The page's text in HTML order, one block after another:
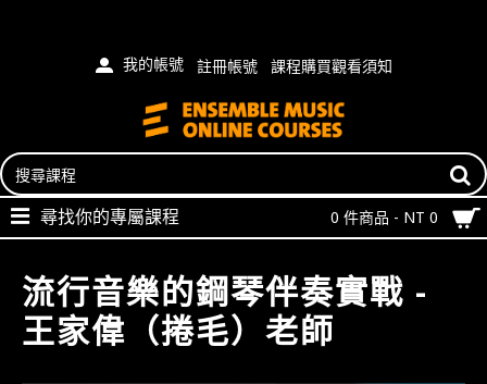
我的帳號 註冊帳號 課程購買觀看須知
0 件商品 - NT 0
尋找你的專屬課程
流行音樂的鋼琴伴奏實戰 -
王家偉（捲毛）老師